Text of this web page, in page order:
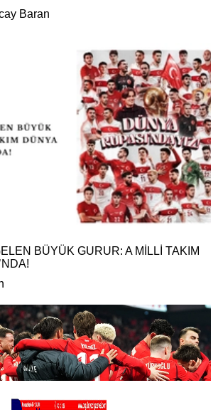
Baran
BÜYÜK GURUR: A MİLLİ TAKIM